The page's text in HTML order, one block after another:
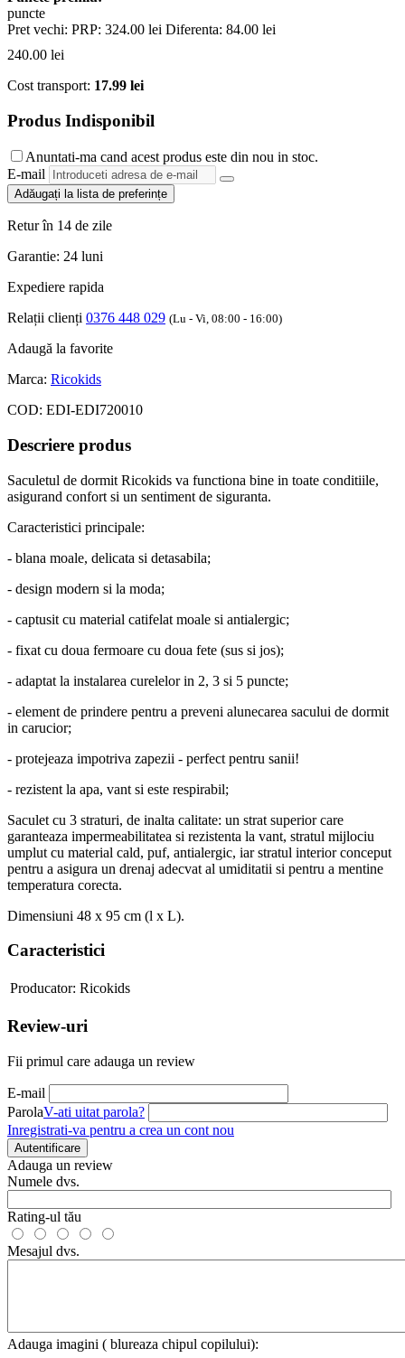
puncte
Pret vechi: PRP: 324.00 lei Diferenta: 84.00 lei
240.00 lei
Cost transport: 17.99 lei
Produs Indisponibil
Anuntati-ma cand acest produs este din nou in stoc.
E-mail
Adăugați la lista de preferințe
Retur în 14 de zile
Garantie: 24 luni
Expediere rapida
Relații clienți 0376 448 029 (Lu - Vi, 08:00 - 16:00)
Adaugă la favorite
Marca: Ricokids
COD: EDI-EDI720010
Descriere produs
Saculetul de dormit Ricokids va functiona bine in toate conditiile,
asigurand confort si un sentiment de siguranta.
Caracteristici principale:
- blana moale, delicata si detasabila;
- design modern si la moda;
- captusit cu material catifelat moale si antialergic;
- fixat cu doua fermoare cu doua fete (sus si jos);
- adaptat la instalarea curelelor in 2, 3 si 5 puncte;
- element de prindere pentru a preveni alunecarea sacului de dormit
in carucior;
- protejeaza impotriva zapezii - perfect pentru sanii!
- rezistent la apa, vant si este respirabil;
Saculet cu 3 straturi, de inalta calitate: un strat superior care
garanteaza impermeabilitatea si rezistenta la vant, stratul mijlociu
umplut cu material cald, puf, antialergic, iar stratul interior conceput
pentru a asigura un drenaj adecvat al umiditatii si pentru a mentine
temperatura corecta.
Dimensiuni 48 x 95 cm (l x L).
Caracteristici
Producator: Ricokids
Review-uri
Fii primul care adauga un review
E-mail
ParolaV-ati uitat parola?
Inregistrati-va pentru a crea un cont nou
Autentificare
Adauga un review
Numele dvs.
Rating-ul tău
Mesajul dvs.
Adauga imagini ( blureaza chipul copilului):